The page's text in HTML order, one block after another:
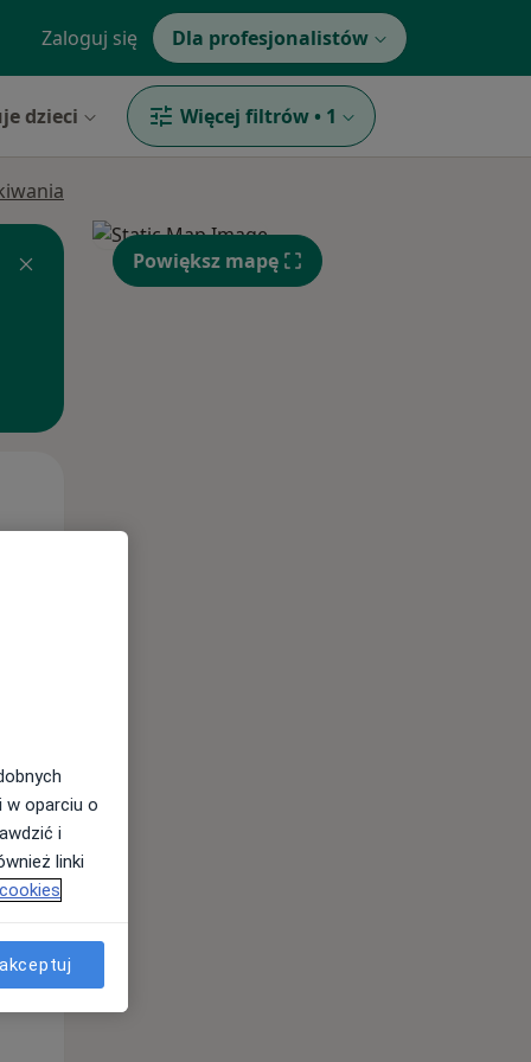
Zaloguj się Dla profesjonalistów
dzieci Więcej filtrów • 1
Pon,
10 Sie
Powiększ mapę
w oparciu o
i
linki